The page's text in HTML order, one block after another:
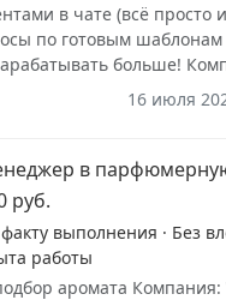
в чате (всё просто
по готовым шаблонам
больше!
16 июля
в
руб.
выполнения · Без
работы
аромата